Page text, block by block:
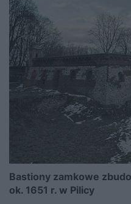
Bastiony zamkowe
ok. 1651 r. w Pilicy